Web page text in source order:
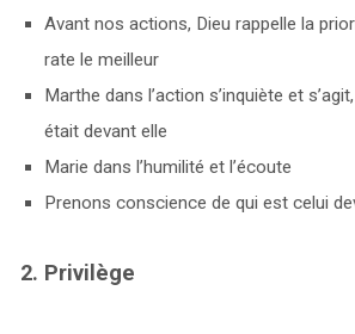
Avant nos actions, Dieu rappelle la
rate le meilleur
Marthe dans l’action s’inquiète et
était devant elle
Marie dans l’humilité et l’écoute
Prenons conscience de qui est celui
2. Privilège